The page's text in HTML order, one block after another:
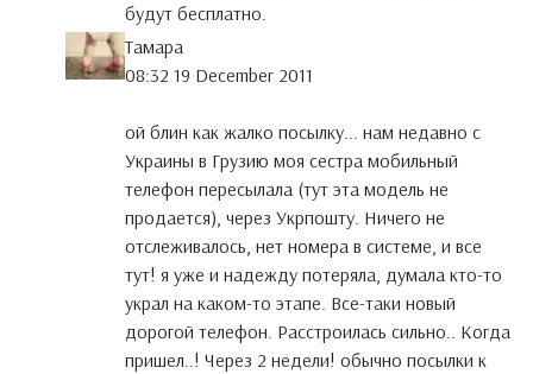
будут бесплатно.
Тамара
08:32 19 December 2011
ой блин как жалко посылку... нам недавно с
Украины в Грузию моя сестра мобильный
телефон пересылала (тут эта модель не
продается), через Укрпошту. Ничего не
отслеживалось, нет номера в системе, и все
тут! я уже и надежду потеряла, думала кто-то
украл на каком-то этапе. Все-таки новый
дорогой телефон. Расстроилась сильно.. Когда
пришел..! Через 2 недели! обычно посылки к